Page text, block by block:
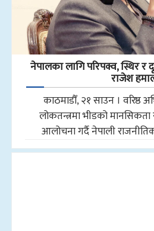
नेपालका लागि परिपक्व, स्थिर
राजेश
काठमाडौँ, २१ साउन । वरिष्ठ
लोकतन्त्रमा भीडको मानसिकता
आलोचना गर्दै नेपाली